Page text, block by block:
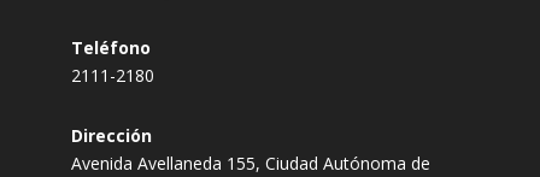
Teléfono
2111-2180
Dirección
Avenida Avellaneda 155, Ciudad Autónoma de